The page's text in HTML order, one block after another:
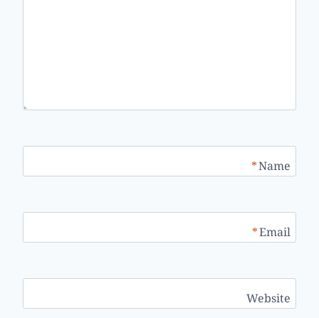
Name
*
Email
*
Website